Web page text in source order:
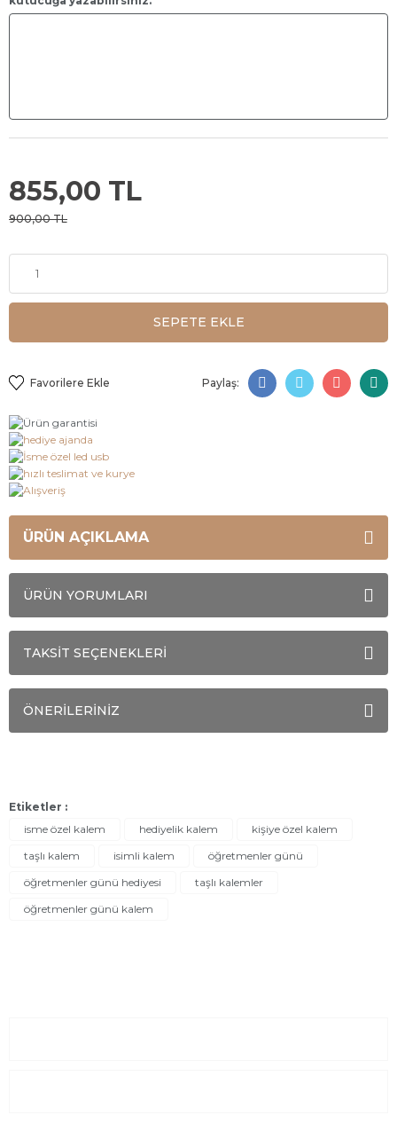
855,00 TL
900,00 TL
SEPETE EKLE
Paylaş:
ÜRÜN AÇIKLAMA
ÜRÜN YORUMLARI
TAKSİT SEÇENEKLERİ
ÖNERİLERİNİZ
Etiketler :
isme özel kalem
hediyelik kalem
kişiye özel kalem
taşlı kalem
isimli kalem
öğretmenler günü
öğretmenler günü hediyesi
taşlı kalemler
öğretmenler günü kalem